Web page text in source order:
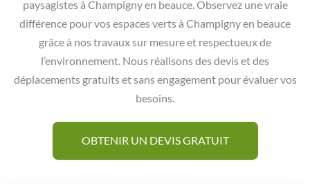
paysagistes à Champigny en beauce. Observez une vraie
différence pour vos espaces verts à Champigny en beauce
grâce à nos travaux sur mesure et respectueux de
l’environnement. Nous réalisons des devis et des
déplacements gratuits et sans engagement pour évaluer vos
besoins.
OBTENIR UN DEVIS GRATUIT